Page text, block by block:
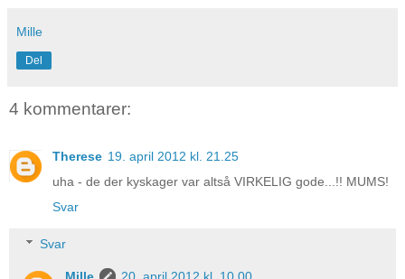
Mille
Del
4 kommentarer:
Therese 19. april 2012 kl. 21.25
uha - de der kyskager var altså VIRKELIG gode...!! MUMS!
Svar
Svar